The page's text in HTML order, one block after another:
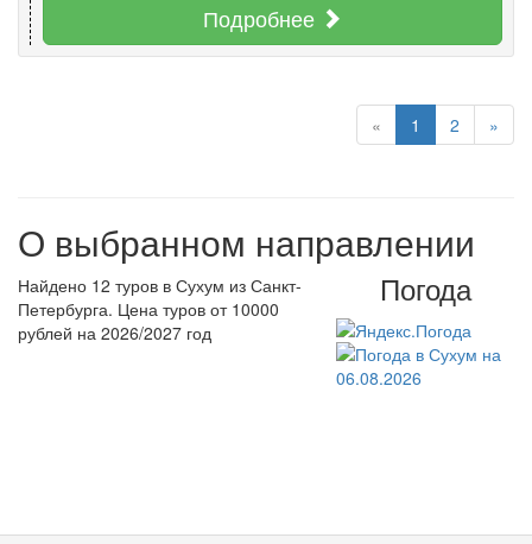
Подробнее
« 1 2 »
О выбранном направлении
Погода
Найдено 12 туров в Сухум из Санкт-
Петербурга. Цена туров от 10000
рублей на 2026/2027 год